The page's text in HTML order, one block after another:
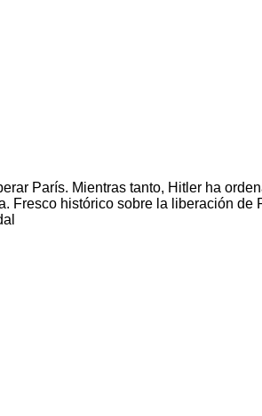
París. Mientras tanto, Hitler ha
Fresco histórico sobre la liberación de